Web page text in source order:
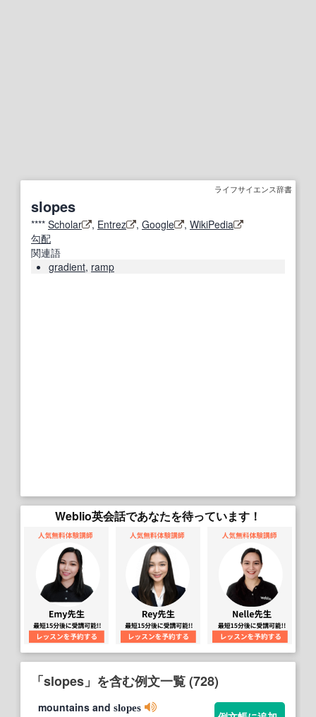
ライフサイエンス辞書
slopes
**** Scholar , Entrez , Google , WikiPedia
勾配
関連語
gradient, ramp
Weblio英会話であなたを待っています！
「slopes」を含む例文一覧 (728)
mountains and slopes